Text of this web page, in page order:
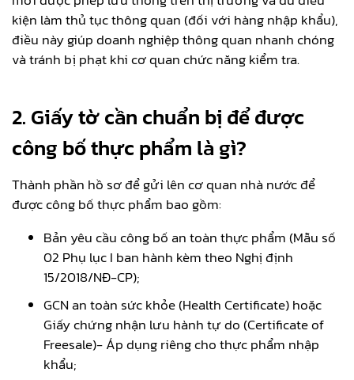
kiện làm thủ tục thông quan (đối với hàng nhập khẩu),
điều này giúp doanh nghiệp thông quan nhanh chóng
và tránh bị phạt khi cơ quan chức năng kiểm tra.
2. Giấy tờ cần chuẩn bị để được
công bố thực phẩm là gì?
Thành phần hồ sơ để gửi lên cơ quan nhà nước để
được công bố thực phẩm bao gồm:
Bản yêu cầu công bố an toàn thực phẩm (Mẫu số
02 Phụ lục I ban hành kèm theo Nghị định
15/2018/NĐ-CP);
GCN an toàn sức khỏe (Health Certificate) hoặc
Giấy chứng nhận lưu hành tự do (Certificate of
Freesale)- Áp dụng riêng cho thực phẩm nhập
khẩu;